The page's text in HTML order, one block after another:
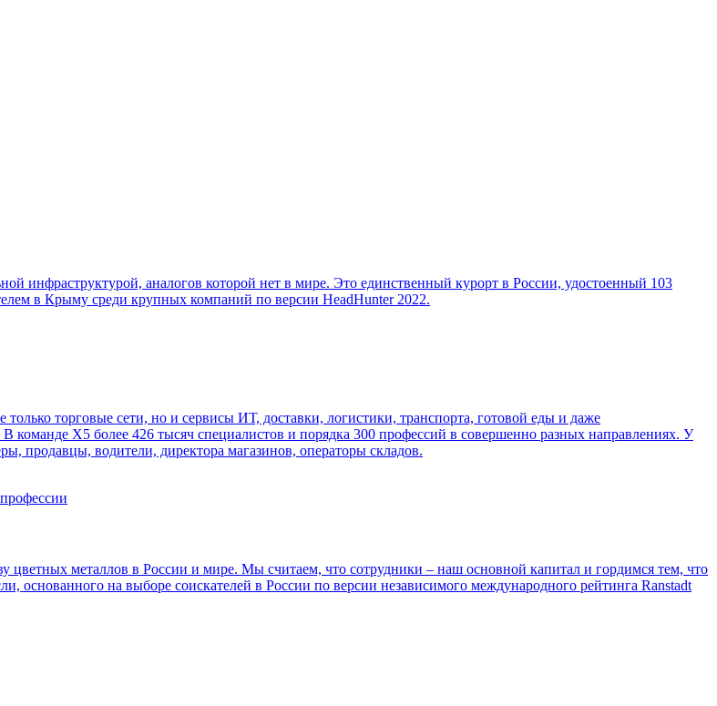
инфраструктурой, аналогов которой нет в мире. Это единственный курорт в России, удостоенный 103
в Крыму среди крупных компаний по версии HeadHunter 2022.
торговые сети, но и сервисы ИТ, доставки, логистики, транспорта, готовой еды и даже
Х5 более 426 тысяч специалистов и порядка 300 профессий в совершенно разных направлениях. У
продавцы, водители, директора магазинов, операторы складов.
цветных металлов в России и мире. Мы считаем, что сотрудники – наш основной капитал и гордимся тем, что
основанного на выборе соискателей в России по версии независимого международного рейтинга Ranstadt